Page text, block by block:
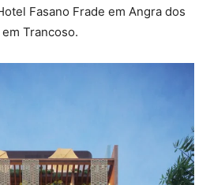
Fasano Frade em Angra dos
Trancoso.